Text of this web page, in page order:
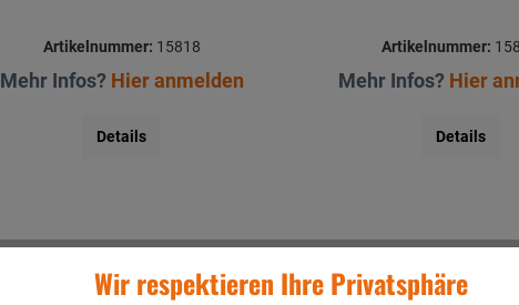
Artikelnummer: 15818
Mehr Infos? Hier anmelden
Details
Artikelnummer:
Mehr Infos? Hier
Details
Wir respektieren Ihre Privatsphäre